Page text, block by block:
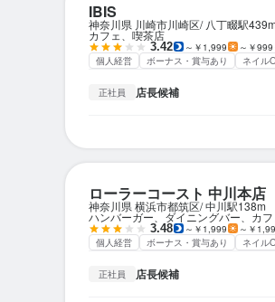
IBIS
神奈川県 川崎市川崎区 八丁畷駅439m
カフェ、喫茶店
3.42 ～￥1,999 ～￥999
個人経営
ボーナス・賞与あり ネイル
正社員 店長候補
ローラーコースト 中川本店
神奈川県 横浜市都筑区 中川駅138m
ハンバーガー、ダイニングバー、カフ
3.48 ～￥1,999 ～￥
個人経営
ボーナス・賞与あり ネイル
正社員 店長候補